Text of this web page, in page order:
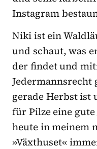
Instagram
Niki ist ein
und schaut, was
der findet und
Jedermannsrecht
gerade Herbst ist
für Pilze eine
heute in meinem
»Växthuset«